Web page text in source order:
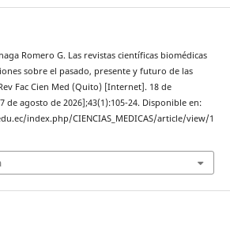
Romero G. Las revistas científicas biomédicas
sobre el pasado, presente y futuro de las
Fac Cien Med (Quito) [Internet]. 18 de
de agosto de 2026];43(1):105-24. Disponible en:
index.php/CIENCIAS_MEDICAS/article/view/1